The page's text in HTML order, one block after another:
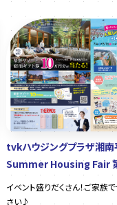
tvkハウジングプラザ湘
Summer Housing Fair
イベント盛りだくさん！ご家族
さい♪